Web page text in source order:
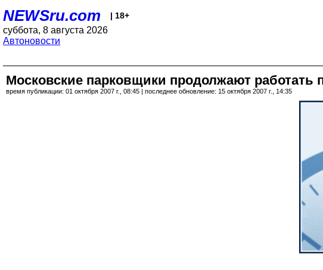
NEWSru.com | 18+
суббота, 8 августа 2026
Автоновости
Московские парковщики продолжают работать
время публикации: 01 октября 2007 г., 08:45 | последнее обновление: 15 октября 2007 г., 14:35